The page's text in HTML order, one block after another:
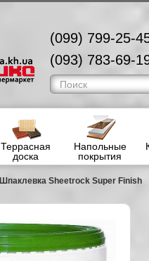
(099) 799-25-
(093) 783-69-
Террасная
доска
Напольные
покрытия
Шпаклевка Sheetrock Super Finish